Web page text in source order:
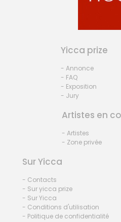
Yicca prize
- Annonce
- FAQ
- Exposition
- Jury
Artistes en
- Artistes
- Zone privée
Sur Yicca
- Contacts
- Sur yicca prize
- Sur Yicca
- Conditions d'utilisation
- Politique de confidentialité